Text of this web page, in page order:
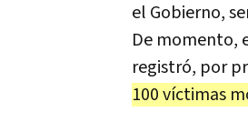
el Gobierno,
De momento,
registró, por
100 víctimas